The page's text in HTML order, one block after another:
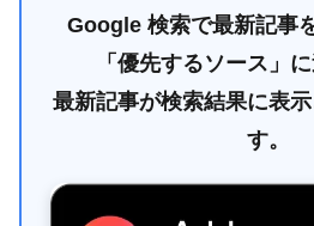
Google 検索で最新記事
「優先するソース」
最新記事が検索結果に表
す。